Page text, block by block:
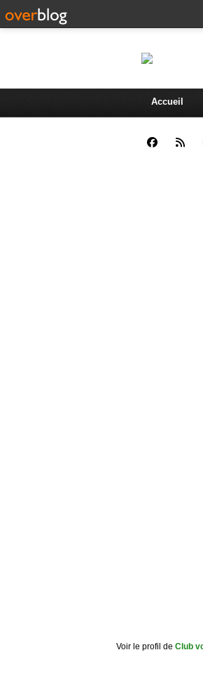
Accueil
Voir le profil de Club